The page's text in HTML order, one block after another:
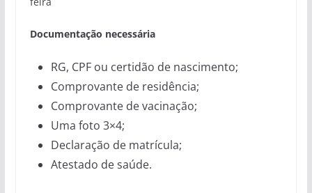
Documentação necessária
RG, CPF ou certidão de nascimento;
Comprovante de residência;
Comprovante de vacinação;
Uma foto 3×4;
Declaração de matrícula;
Atestado de saúde.